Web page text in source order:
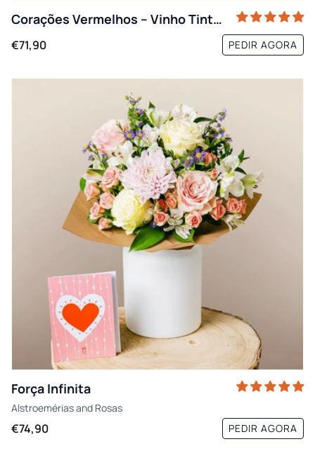
Corações Vermelhos – Vinho Tinto e Antúrio
€71,90 PEDIR AGORA
Força Infinita
Alstroemériasand Rosas
€74,90 PEDIR AGORA